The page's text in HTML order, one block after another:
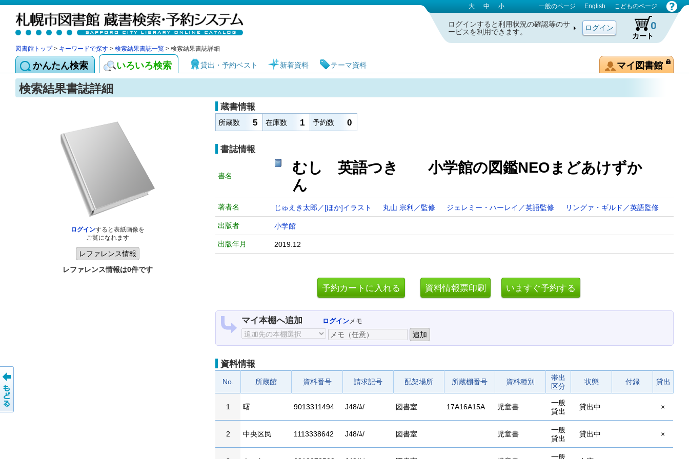
札幌市図書館 蔵書検索・予約システム 大 中 小 一般のページ English こどものページ
ログインすると利用状況の確認等のサ
ービスを利用できます。
カート
0
図書館トップ> キーワードで探す > 検索結果書誌一覧 > 検索結果書誌詳細
かんたん検索 いろいろ検索 貸出・予約ベスト 新着資料 テーマ資料 マイ図書館
検索結果書誌詳細
ログインすると表紙画像を
ご覧になれます
レファレンス情報は0件です
蔵書情報
所蔵数 5 在庫数 1 予約数 0
書誌情報
書名
むし 英語つき 小学館の図鑑NEOまどあけずか
ん
著者名 じゅえき太郎／[ほか]イラスト 丸山 宗利／監修 ジェレミー・ハーレイ／英語監修 リングァ・ギルド／英語監修
出版者 小学館
出版年月 2019.12
マイ本棚へ追加 ログインメモ
資料情報
No. 所蔵館 資料番号 請求記号 配架場所 所蔵棚番号 資料種別
帯出
区分
状態 付録 貸出
1 曙 9013311494 J48/ﾑ/ 図書室 17A16A15A 児童書
一般
貸出
貸出中 ×
2 中央区民 1113338642 J48/ﾑ/ 図書室 児童書
一般
貸出
貸出中 ×
一般